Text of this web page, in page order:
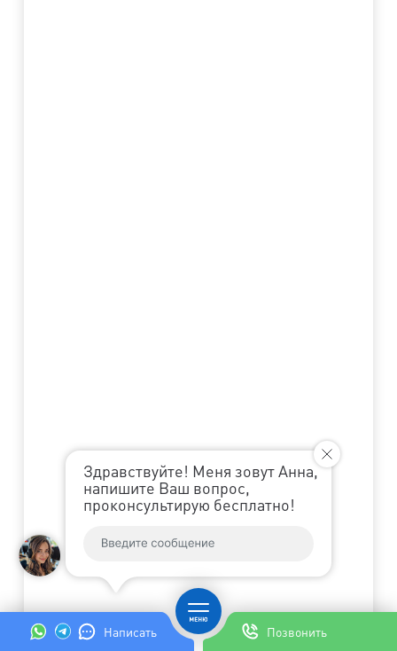
Написать Позвонить
Здравствуйте! Меня зовут Анна,
напишите Ваш вопрос,
проконсультирую бесплатно!